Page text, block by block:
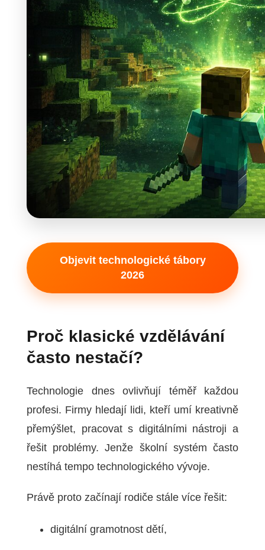
Objevit technologické tábory
2026
Proč klasické vzdělávání
často nestačí?
Technologie dnes ovlivňují téměř každou
profesi. Firmy hledají lidi, kteří umí kreativně
přemýšlet, pracovat s digitálními nástroji a
řešit problémy. Jenže školní systém často
nestíhá tempo technologického vývoje.
Právě proto začínají rodiče stále více řešit:
digitální gramotnost dětí,